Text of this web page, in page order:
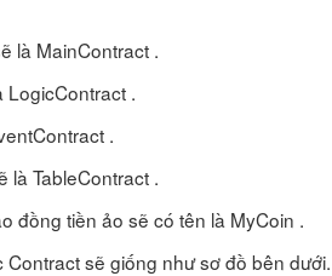
là MainContract .
LogicContract .
.
là TableContract .
đồng tiền ảo sẽ có tên là MyCoin .
sẽ giống như sơ đồ bên dưới.